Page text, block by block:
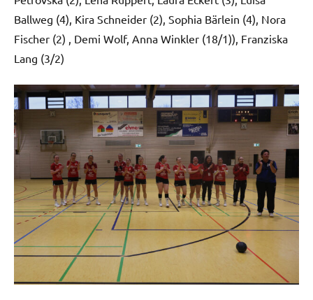
Ballweg (4), Kira Schneider (2), Sophia Bärlein (4), Nora
Fischer (2) , Demi Wolf, Anna Winkler (18/1)), Franziska
Lang (3/2)